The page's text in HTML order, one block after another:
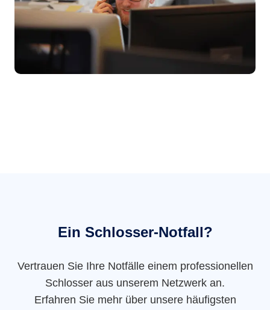
Ein Schlosser-Notfall?
Vertrauen Sie Ihre Notfälle einem professionellen
Schlosser aus unserem Netzwerk an.
Erfahren Sie mehr über unsere häufigsten